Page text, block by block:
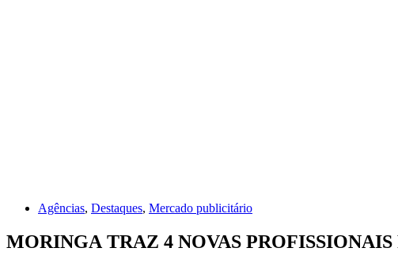
Agências, Destaques, Mercado publicitário
MORINGA TRAZ 4 NOVAS